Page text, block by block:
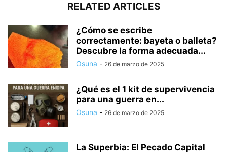
RELATED ARTICLES
¿Cómo se escribe
correctamente: bayeta o balleta?
Descubre la forma adecuada...
Osuna - 26 de marzo de 2025
¿Qué es el 1 kit de supervivencia
para una guerra en...
Osuna - 26 de marzo de 2025
La Superbia: El Pecado Capital